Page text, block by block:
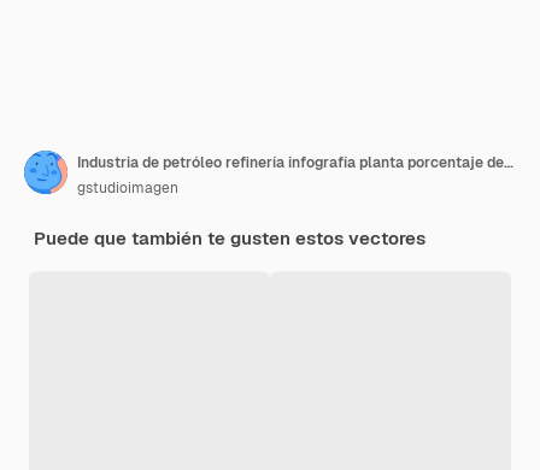
Industria de petróleo refinería infografía planta porcentaje de gasolina
gstudioimagen
Puede que también te gusten estos vectores